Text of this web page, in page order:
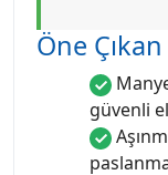
Öne
güvenli